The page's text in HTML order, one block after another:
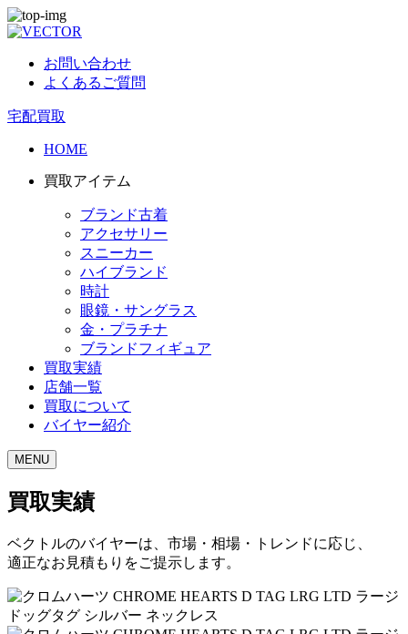
お問い合わせ
よくあるご質問
宅配買取
HOME
買取アイテム
ブランド古着
アクセサリー
スニーカー
ハイブランド
時計
眼鏡・サングラス
金・プラチナ
ブランドフィギュア
買取実績
店舗一覧
買取について
バイヤー紹介
MENU
買取実績
ベクトルのバイヤーは、市場・相場・トレンドに応じ、
適正なお見積もりをご提示します。